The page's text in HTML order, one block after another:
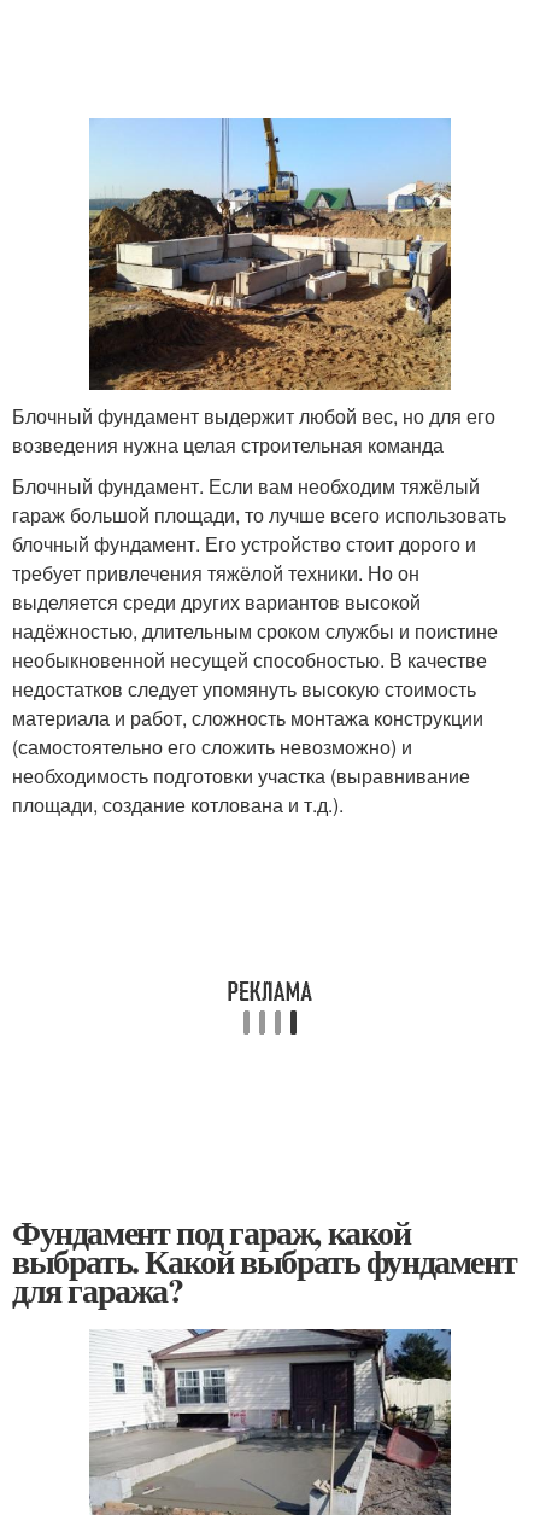
Блочный фундамент выдержит любой вес, но для его
возведения нужна целая строительная команда
Блочный фундамент. Если вам необходим тяжёлый
гараж большой площади, то лучше всего использовать
блочный фундамент. Его устройство стоит дорого и
требует привлечения тяжёлой техники. Но он
выделяется среди других вариантов высокой
надёжностью, длительным сроком службы и поистине
необыкновенной несущей способностью. В качестве
недостатков следует упомянуть высокую стоимость
материала и работ, сложность монтажа конструкции
(самостоятельно его сложить невозможно) и
необходимость подготовки участка (выравнивание
площади, создание котлована и т.д.).
Фундамент под гараж, какой
выбрать. Какой выбрать фундамент
для гаража?